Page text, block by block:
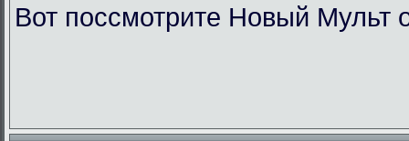
Вот поссмотрите Новый Мульт